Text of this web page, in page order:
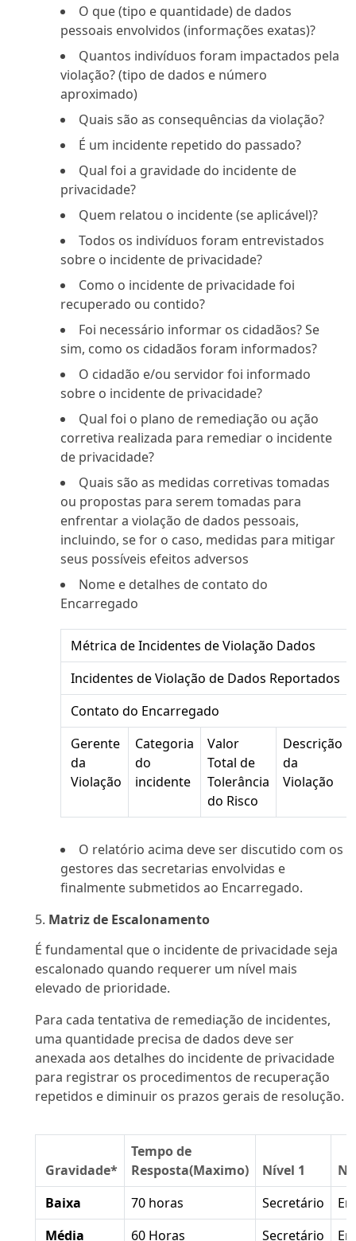
O que (tipo e quantidade) de dados
pessoais envolvidos (informações exatas)?
Quantos indivíduos foram impactados pela
violação? (tipo de dados e número
aproximado)
Quais são as consequências da violação?
É um incidente repetido do passado?
Qual foi a gravidade do incidente de
privacidade?
Quem relatou o incidente (se aplicável)?
Todos os indivíduos foram entrevistados
sobre o incidente de privacidade?
Como o incidente de privacidade foi
recuperado ou contido?
Foi necessário informar os cidadãos? Se
sim, como os cidadãos foram informados?
O cidadão e/ou servidor foi informado
sobre o incidente de privacidade?
Qual foi o plano de remediação ou ação
corretiva realizada para remediar o incidente
de privacidade?
Quais são as medidas corretivas tomadas
ou propostas para serem tomadas para
enfrentar a violação de dados pessoais,
incluindo, se for o caso, medidas para mitigar
seus possíveis efeitos adversos
Nome e detalhes de contato do
Encarregado
Relatório de Incidentes
Métrica de Incidentes de Violação Dados
Incidentes de Violação de Dados Reportados
Contato do Encarregado
Gerente
da
Violação
Categoria
do
incidente
Valor
Total de
Tolerância
do Risco
Descrição
da
Violação
O relatório acima deve ser discutido com os
gestores das secretarias envolvidas e
finalmente submetidos ao Encarregado.
Matriz de Escalonamento
É fundamental que o incidente de privacidade seja
escalonado quando requerer um nível mais
elevado de prioridade.
Para cada tentativa de remediação de incidentes,
uma quantidade precisa de dados deve ser
anexada aos detalhes do incidente de privacidade
para registrar os procedimentos de recuperação
repetidos e diminuir os prazos gerais de resolução.
Gravidade*
Tempo de
Resposta(Maximo)
Nível 1
Baixa
70 horas Secretário
Média
60 Horas Secretário